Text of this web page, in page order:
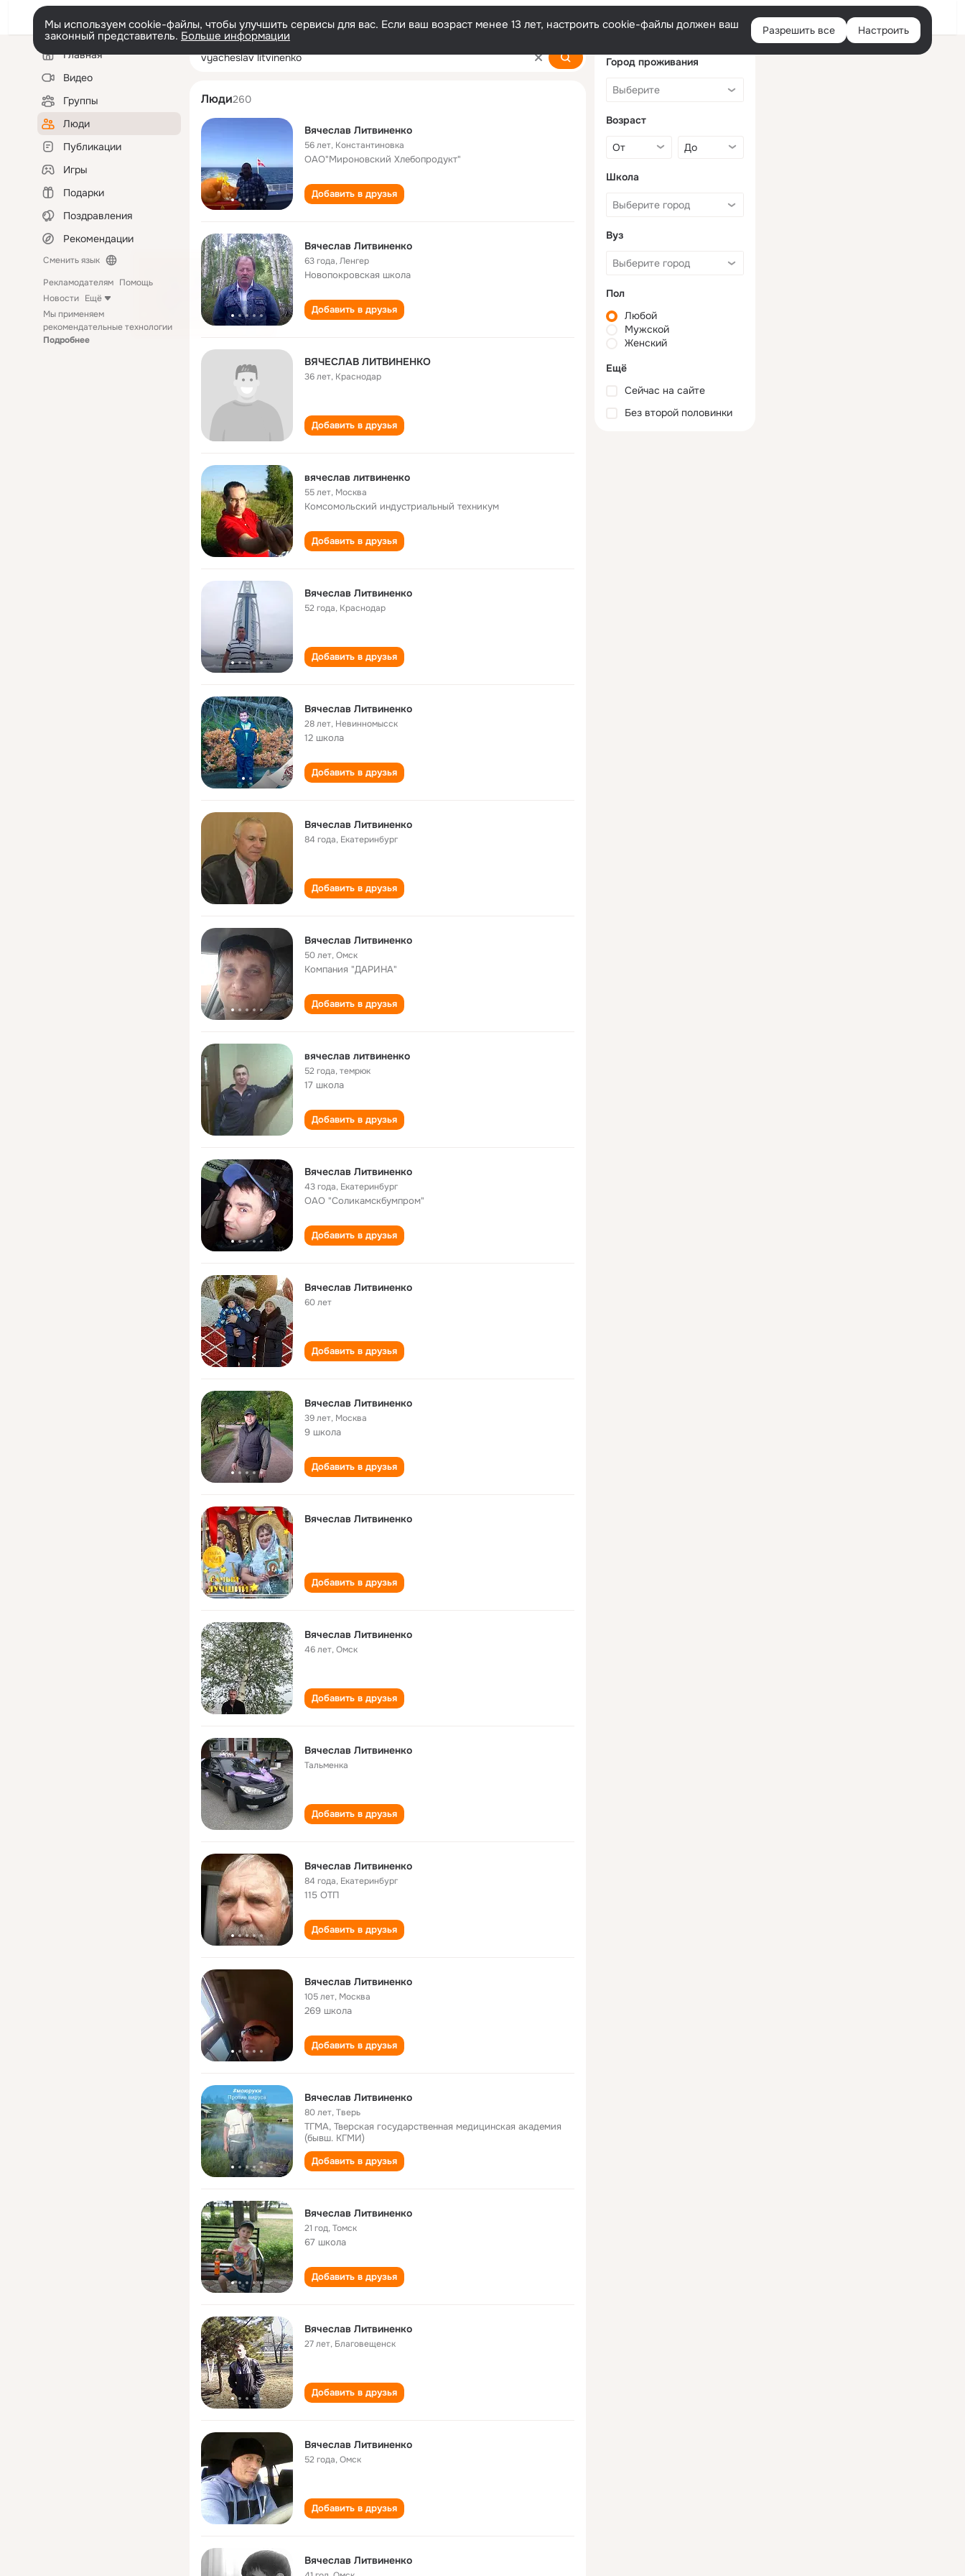
Войти
Мы используем cookie-файлы, чтобы улучшить сервисы для вас. Если ваш возраст менее 13 лет, настроить cookie-файлы должен ваш
законный представитель. Больше информации Разрешить все Настроить
Левая
колонкаГлавная
Видео
Группы
Люди
Публикации
Игры
Подарки
Поздравления
Рекомендации
Сменить язык
Рекламодателям Помощь
Новости Ещё
Мы применяем
рекомендательные технологии
Подробнее
vyacheslav litvinenko
Люди260
Вячеслав Литвиненко
56 лет, Константиновка
ОАО"Мироновский Хлебопродукт"
Добавить в друзья
Вячеслав Литвиненко
63 года,Ленгер
Новопокровская школа
Добавить в друзья
ВЯЧЕСЛАВ ЛИТВИНЕНКО
36 лет, Краснодар
Добавить в друзья
вячеслав литвиненко
55 лет, Москва
Комсомольский индустриальный техникум
Добавить в друзья
Вячеслав Литвиненко
52 года, Краснодар
Добавить в друзья
Вячеслав Литвиненко
28 лет, Невинномысск
12 школа
Добавить в друзья
Вячеслав Литвиненко
84 года, Екатеринбург
Добавить в друзья
Вячеслав Литвиненко
50 лет,Омск
Компания "ДАРИНА"
Добавить в друзья
вячеслав литвиненко
52 года,темрюк
17 школа
Добавить в друзья
Вячеслав Литвиненко
43 года, Екатеринбург
ОАО "Соликамскбумпром"
Добавить в друзья
Вячеслав Литвиненко
60 лет
Добавить в друзья
Вячеслав Литвиненко
39 лет, Москва
9 школа
Добавить в друзья
Вячеслав Литвиненко
Добавить в друзья
Вячеслав Литвиненко
46 лет,Омск
Добавить в друзья
Вячеслав Литвиненко
Тальменка
Добавить в друзья
Вячеслав Литвиненко
84 года, Екатеринбург
115 ОТП
Добавить в друзья
Вячеслав Литвиненко
105 лет, Москва
269 школа
Добавить в друзья
Вячеслав Литвиненко
80 лет,Тверь
ТГМА, Тверская государственная медицинская академия
(бывш. КГМИ)
Добавить в друзья
Вячеслав Литвиненко
21 год,Томск
67 школа
Добавить в друзья
Вячеслав Литвиненко
27 лет, Благовещенск
Добавить в друзья
Вячеслав Литвиненко
52 года,Омск
Добавить в друзья
Вячеслав Литвиненко
Город проживания
Возраст
Школа
Вуз
Пол
Любой
Мужской
Женский
Ещё
Сейчас на сайте
Без второй половинки